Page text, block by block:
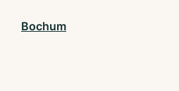
Bochum